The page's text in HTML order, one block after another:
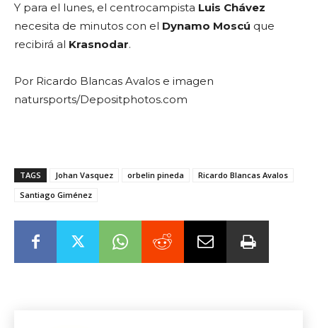
Y para el lunes, el centrocampista Luis Chávez
necesita de minutos con el Dynamo Moscú que
recibirá al Krasnodar.
Por Ricardo Blancas Avalos e imagen
natursports/Depositphotos.com
TAGS Johan Vasquez orbelin pineda
Ricardo Blancas Avalos
Santiago Giménez